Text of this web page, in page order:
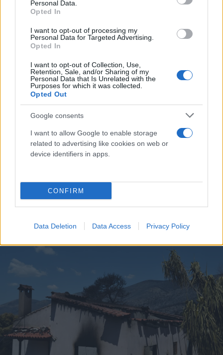
Personal Data.
Opted In
I want to opt-out of processing my
Personal Data for Targeted Advertising.
Opted In
I want to opt-out of Collection, Use,
Retention, Sale, and/or Sharing of my
Personal Data that Is Unrelated with the
Purposes for which it was collected.
Opted Out
Google consents
I want to allow Google to enable storage
related to advertising like cookies on web or
device identifiers in apps.
CONFIRM
Data Deletion Data Access Privacy Policy